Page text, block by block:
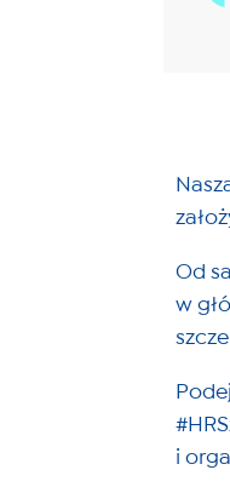
Od
w
i